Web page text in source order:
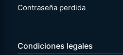
Contraseña perdida
Condiciones legales